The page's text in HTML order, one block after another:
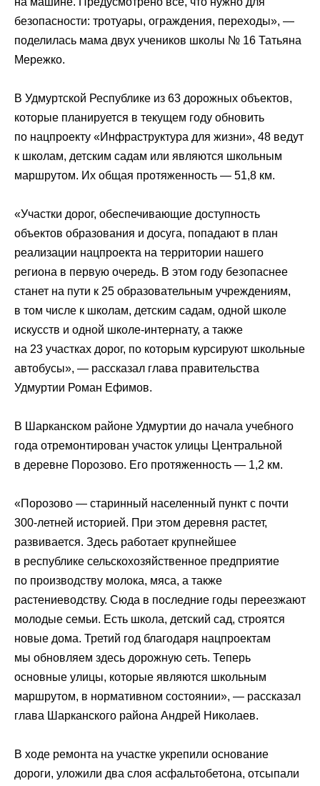
безопасности: тротуары, ограждения, переходы», —
поделилась мама двух учеников школы № 16 Татьяна
Мережко.
В Удмуртской Республике из 63 дорожных объектов,
которые планируется в текущем году обновить
по нацпроекту «Инфраструктура для жизни», 48 ведут
к школам, детским садам или являются школьным
маршрутом. Их общая протяженность — 51,8 км.
«Участки дорог, обеспечивающие доступность
объектов образования и досуга, попадают в план
реализации нацпроекта на территории нашего
региона в первую очередь. В этом году безопаснее
станет на пути к 25 образовательным учреждениям,
в том числе к школам, детским садам, одной школе
искусств и одной школе-интернату, а также
на 23 участках дорог, по которым курсируют школьные
автобусы», — рассказал глава правительства
Удмуртии Роман Ефимов.
В Шарканском районе Удмуртии до начала учебного
года отремонтирован участок улицы Центральной
в деревне Порозово. Его протяженность — 1,2 км.
«Порозово — старинный населенный пункт с почти
300-летней историей. При этом деревня растет,
развивается. Здесь работает крупнейшее
в республике сельскохозяйственное предприятие
по производству молока, мяса, а также
растениеводству. Сюда в последние годы переезжают
молодые семьи. Есть школа, детский сад, строятся
новые дома. Третий год благодаря нацпроектам
мы обновляем здесь дорожную сеть. Теперь
основные улицы, которые являются школьным
маршрутом, в нормативном состоянии», — рассказал
глава Шарканского района Андрей Николаев.
В ходе ремонта на участке укрепили основание
дороги, уложили два слоя асфальтобетона, отсыпали